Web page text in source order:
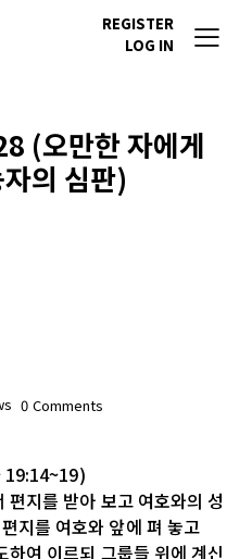
REGISTER
LOG IN
(오만한 자에게
의 심판)
0 Comments
19:14~19)
지를 받아 보고 여호와의 성
지를 여호와 앞에 펴 놓고
여 이르되 그룹들 위에 계신